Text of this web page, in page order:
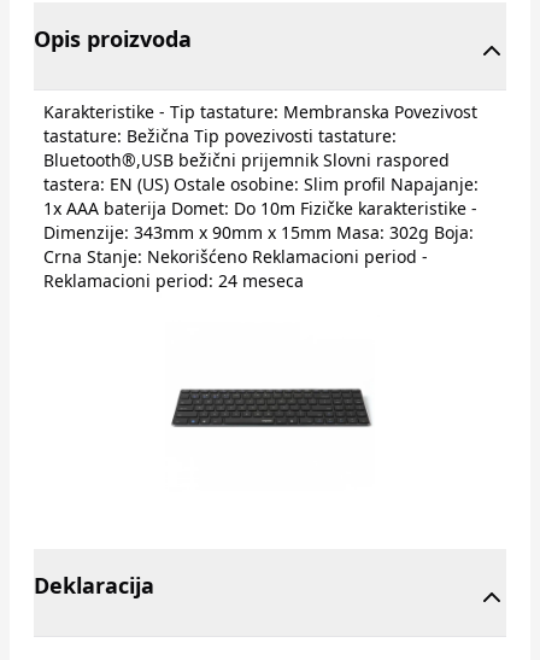
Opis proizvoda
Karakteristike - Tip tastature: Membranska Povezivost
tastature: Bežična Tip povezivosti tastature:
Bluetooth®,USB bežični prijemnik Slovni raspored
tastera: EN (US) Ostale osobine: Slim profil Napajanje:
1x AAA baterija Domet: Do 10m Fizičke karakteristike -
Dimenzije: 343mm x 90mm x 15mm Masa: 302g Boja:
Crna Stanje: Nekorišćeno Reklamacioni period -
Reklamacioni period: 24 meseca
Deklaracija